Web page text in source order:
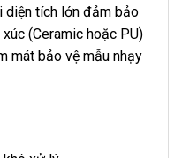
diện tích lớn đảm bảo
(Ceramic hoặc PU)
mát bảo vệ mẫu nhạy